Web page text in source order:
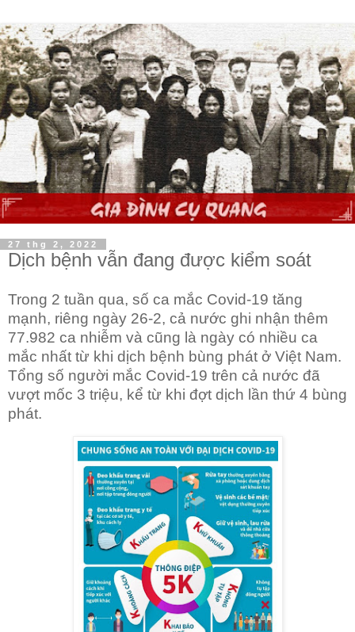
27 thg 2, 2022
Dịch bệnh vẫn đang được kiểm soát
Trong 2 tuần qua, số ca mắc Covid-19 tăng
mạnh, riêng ngày 26-2, cả nước ghi nhận thêm
77.982 ca nhiễm và cũng là ngày có nhiều ca
mắc nhất từ khi dịch bệnh bùng phát ở Việt Nam.
Tổng số người mắc Covid-19 trên cả nước đã
vượt mốc 3 triệu, kể từ khi đợt dịch lần thứ 4 bùng
phát.